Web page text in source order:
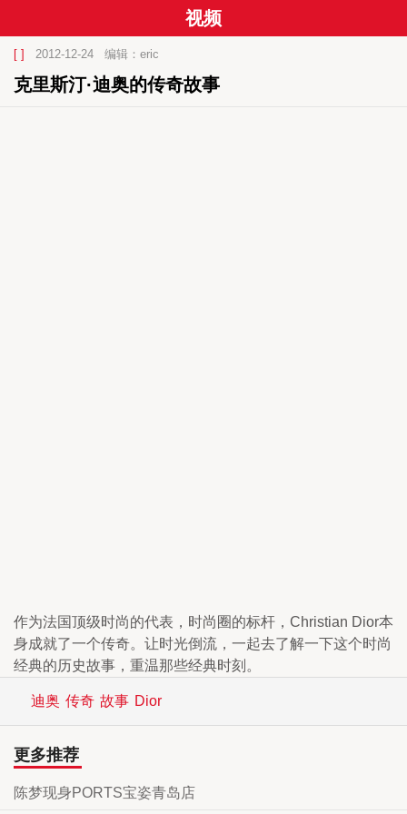
视频
[ ] 2012-12-24 编辑：eric
克里斯汀·迪奥的传奇故事
作为法国顶级时尚的代表，时尚圈的标杆，Christian Dior本
身成就了一个传奇。让时光倒流，一起去了解一下这个时尚
经典的历史故事，重温那些经典时刻。
迪奥 传奇 故事 Dior
更多推荐
陈梦现身PORTS宝姿青岛店